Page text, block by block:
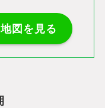
図を見る